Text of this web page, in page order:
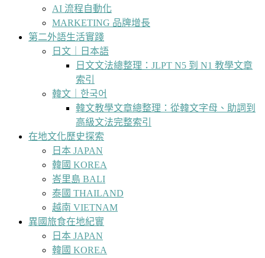
AI 流程自動化
MARKETING 品牌增長
第二外語生活實踐
日文｜日本語
日文文法總整理：JLPT N5 到 N1 教學文章
索引
韓文｜한국어
韓文教學文章總整理：從韓文字母、助詞到
高級文法完整索引
在地文化歷史探索
日本 JAPAN
韓國 KOREA
峇里島 BALI
泰國 THAILAND
越南 VIETNAM
異國旅食在地紀實
日本 JAPAN
韓國 KOREA